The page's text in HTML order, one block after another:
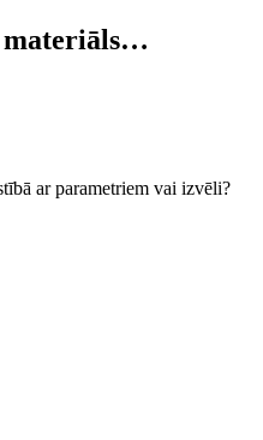
ar parametriem vai izvēli?